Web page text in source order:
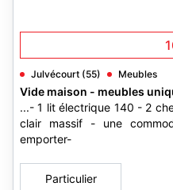
Julvécourt (55) Meubles
Vide maison - meubles
...- 1 lit électrique 140 - 2
clair massif - une
emporter-
Particulier